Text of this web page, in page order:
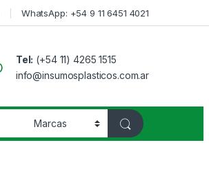
WhatsApp: +54 9 11 6451 4021
Tel: (+54 11) 4265 1515
info@insumosplasticos.com.ar